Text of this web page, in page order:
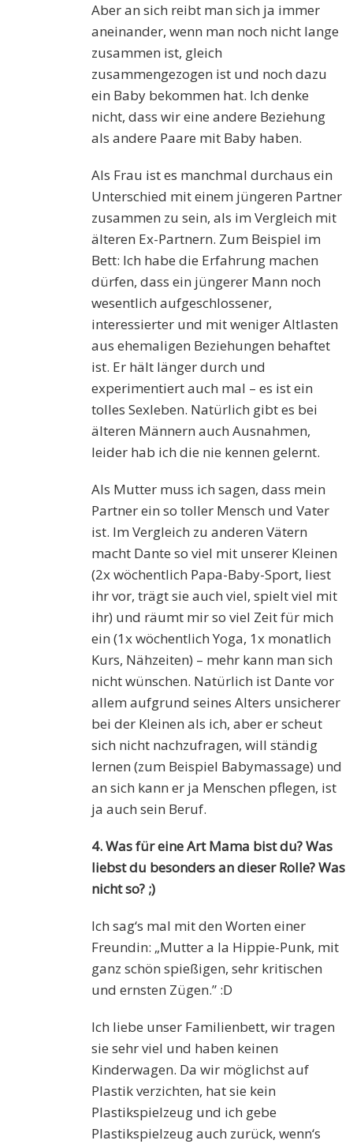
Aber an sich reibt man sich ja immer
aneinander, wenn man noch nicht lange
zusammen ist, gleich
zusammengezogen ist und noch dazu
ein Baby bekommen hat. Ich denke
nicht, dass wir eine andere Beziehung
als andere Paare mit Baby haben.
Als Frau ist es manchmal durchaus ein
Unterschied mit einem jüngeren Partner
zusammen zu sein, als im Vergleich mit
älteren Ex-Partnern. Zum Beispiel im
Bett: Ich habe die Erfahrung machen
dürfen, dass ein jüngerer Mann noch
wesentlich aufgeschlossener,
interessierter und mit weniger Altlasten
aus ehemaligen Beziehungen behaftet
ist. Er hält länger durch und
experimentiert auch mal – es ist ein
tolles Sexleben. Natürlich gibt es bei
älteren Männern auch Ausnahmen,
leider hab ich die nie kennen gelernt.
Als Mutter muss ich sagen, dass mein
Partner ein so toller Mensch und Vater
ist. Im Vergleich zu anderen Vätern
macht Dante so viel mit unserer Kleinen
(2x wöchentlich Papa-Baby-Sport, liest
ihr vor, trägt sie auch viel, spielt viel mit
ihr) und räumt mir so viel Zeit für mich
ein (1x wöchentlich Yoga, 1x monatlich
Kurs, Nähzeiten) – mehr kann man sich
nicht wünschen. Natürlich ist Dante vor
allem aufgrund seines Alters unsicherer
bei der Kleinen als ich, aber er scheut
sich nicht nachzufragen, will ständig
lernen (zum Beispiel Babymassage) und
an sich kann er ja Menschen pflegen, ist
ja auch sein Beruf.
4. Was für eine Art Mama bist du? Was
liebst du besonders an dieser Rolle? Was
nicht so? ;)
Ich sag‘s mal mit den Worten einer
Freundin: „Mutter a la Hippie-Punk, mit
ganz schön spießigen, sehr kritischen
und ernsten Zügen.” :D
Ich liebe unser Familienbett, wir tragen
sie sehr viel und haben keinen
Kinderwagen. Da wir möglichst auf
Plastik verzichten, hat sie kein
Plastikspielzeug und ich gebe
Plastikspielzeug auch zurück, wenn‘s